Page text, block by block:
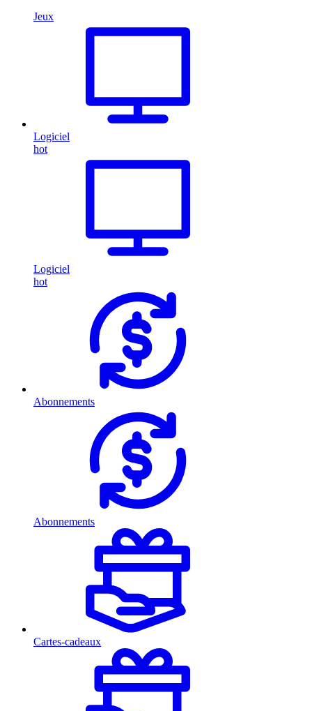
Jeux
Logiciel
hot
Logiciel
hot
Abonnements
Abonnements
Cartes-cadeaux